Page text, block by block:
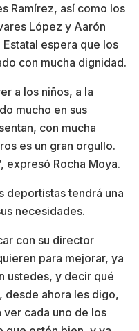
Ramírez, así como los
López y Aarón
espera que los
con mucha dignidad.
a los niños, a la
mucho en sus
con mucha
es un gran orgullo.
expresó Rocha Moya.
deportistas tendrá una
necesidades.
con su director
para mejorar, ya
ustedes, y decir qué
desde ahora les digo,
ver cada uno de los